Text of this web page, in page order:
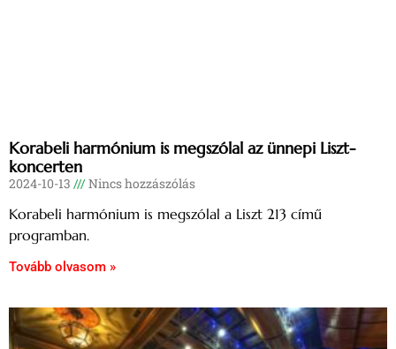
Korabeli harmónium is megszólal az ünnepi Liszt-
koncerten
2024-10-13 Nincs hozzászólás
Korabeli harmónium is megszólal a Liszt 213 című
programban.
Tovább olvasom »